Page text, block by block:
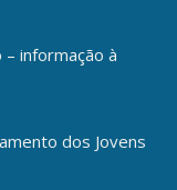
informação à
dos Jovens